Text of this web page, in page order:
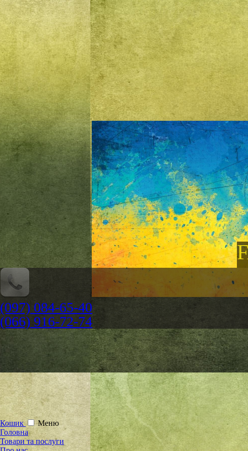
(097) 084-65-40
(066) 916-72-74
Кошик
Меню
Головна
Товари та послуги